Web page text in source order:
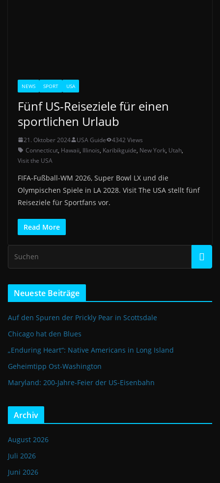
NEWS SPORT USA
Fünf US-Reiseziele für einen
sportlichen Urlaub
21. Oktober 2024 USA Guide
4342 Views
Connecticut, Hawaii, Illinois, Karibikguide, New York, Utah,
Visit the USA
FIFA-Fußball-WM 2026, Super Bowl LX und die
Olympischen Spiele in LA 2028. Visit The USA stellt fünf
Reiseziele für Sportfans vor.
Read More
Neueste Beiträge
Auf den Spuren der Prickly Pear in Scottsdale
Chicago hat den Blues
„Enduring Heart“: Native Americans in Long Island
Geheimtipp Ost-Washington
Maryland: 200-Jahre-Feier der US-Eisenbahn
Archiv
August 2026
Juli 2026
Juni 2026